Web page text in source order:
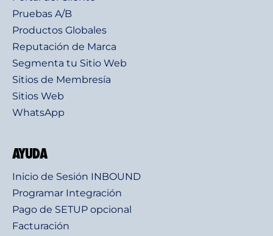
Pruebas A/B
Productos Globales
Reputación de Marca
Segmenta tu Sitio Web
Sitios de Membresía
Sitios Web
WhatsApp
AYUDA
Inicio de Sesión INBOUND
Programar Integración
Pago de SETUP opcional
Facturación